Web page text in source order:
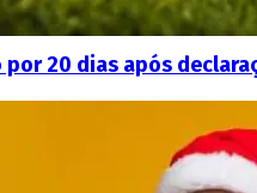
por 20 dias após